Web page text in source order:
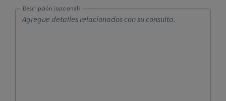
Descripción (opcional)